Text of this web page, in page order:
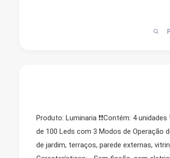
Produto: Luminaria ❗❗Contém: 4
de 100 Leds com 3 Modos de Operação
de jardim, terraços, parede externas,